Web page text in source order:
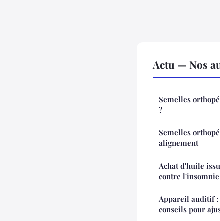
Actu — Nos
Semelles
?
Semelles
alignement
Achat d'huile
contre
Appareil auditif :
conseils pour